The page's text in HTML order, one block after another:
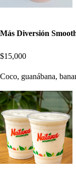
Más Diversión
$15,000
Coco, guanábana,